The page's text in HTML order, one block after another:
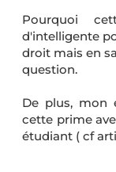
Pourquoi
d'intelligente
droit mais en
question.
De plus, mon
cette prime
étudiant ( cf